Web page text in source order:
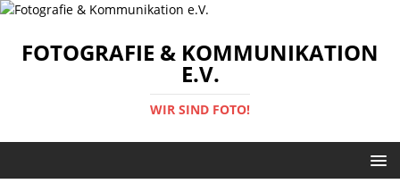
FOTOGRAFIE & KOMMUNIKATION
E.V.
WIR SIND FOTO!